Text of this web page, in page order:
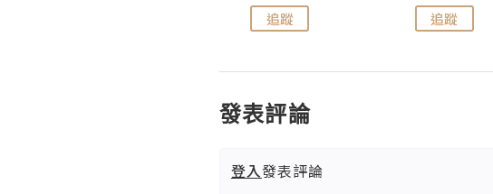
追蹤 追蹤
發表評論
登入發表評論